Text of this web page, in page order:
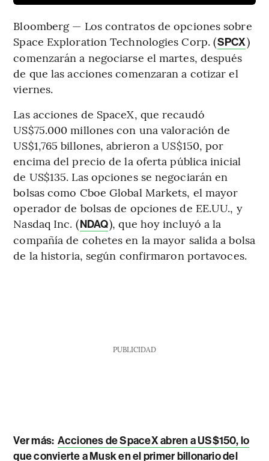
Bloomberg — Los contratos de opciones sobre
Space Exploration Technologies Corp. (SPCX)
comenzarán a negociarse el martes, después
de que las acciones comenzaran a cotizar el
viernes.
Las acciones de SpaceX, que recaudó
US$75.000 millones con una valoración de
US$1,765 billones, abrieron a US$150, por
encima del precio de la oferta pública inicial
de US$135. Las opciones se negociarán en
bolsas como Cboe Global Markets, el mayor
operador de bolsas de opciones de EE.UU., y
Nasdaq Inc. (NDAQ), que hoy incluyó a la
compañía de cohetes en la mayor salida a bolsa
de la historia, según confirmaron portavoces.
PUBLICIDAD
Ver más: Acciones de SpaceX abren a US$150, lo
que convierte a Musk en el primer billonario del